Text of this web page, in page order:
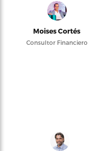
Moises Cortés
Consultor Financiero